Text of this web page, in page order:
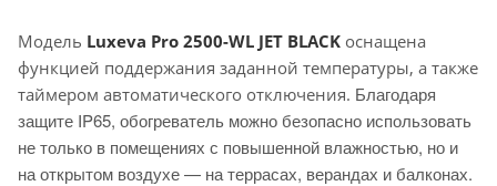
Модель Luxeva Pro 2500-WL JET BLACK оснащена
функцией поддержания заданной температуры, а также
таймером автоматического отключения. Благодаря
защите IP65, обогреватель можно безопасно использовать
не только в помещениях с повышенной влажностью, но и
на открытом воздухе — на террасах, верандах и балконах.